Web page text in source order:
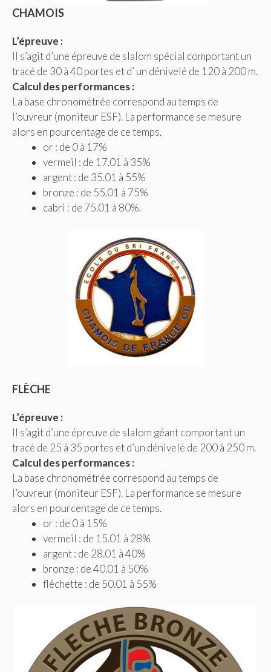
CHAMOIS
L’épreuve :
Il s’agit d’une épreuve de slalom spécial comportant un
tracé de 30 à 40 portes et d’ un dénivelé de 120 à 200 m.
Calcul des performances :
La base chronométrée correspond au temps de
l’ouvreur (moniteur ESF). La performance se mesure
alors en pourcentage de ce temps.
or : de 0 à 17%
vermeil : de 17.01 à 35%
argent : de 35.01 à 55%
bronze : de 55.01 à 75%
cabri : de 75.01 à 80%.
FLÈCHE
L’épreuve :
Il s’agit d’une épreuve de slalom géant comportant un
tracé de 25 à 35 portes et d’un dénivelé de 200 à 250 m.
Calcul des performances :
La base chronométrée correspond au temps de
l’ouvreur (moniteur ESF). La performance se mesure
alors en pourcentage de ce temps.
or : de 0 à 15%
vermeil : de 15.01 à 28%
argent : de 28.01 à 40%
bronze : de 40.01 à 50%
fléchette : de 50.01 à 55%